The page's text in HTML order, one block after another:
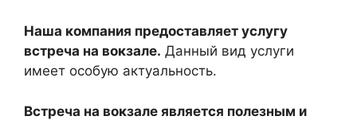
Наша компания предоставляет услугу
встреча на вокзале. Данный вид услуги
имеет особую актуальность.
Встреча на вокзале является полезным и